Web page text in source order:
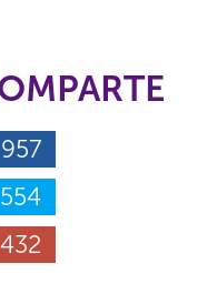
957
554
432